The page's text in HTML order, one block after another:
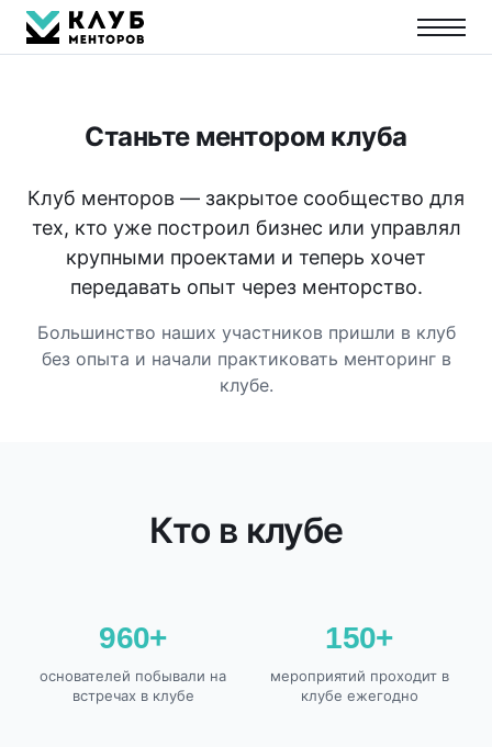
Станьте ментором клуба
Клуб менторов — закрытое сообщество для
тех, кто уже построил бизнес или управлял
крупными проектами и теперь хочет
передавать опыт через менторство.
Большинство наших участников пришли в клуб
без опыта и начали практиковать менторинг в
клубе.
Кто в клубе
960+
основателей побывали на
встречах в клубе
150+
мероприятий проходит в
клубе ежегодно